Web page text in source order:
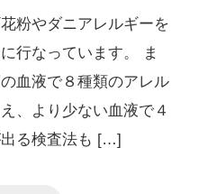
粉やダニアレルギーを
行なっています。 ま
血液で８種類のアレル
、より少ない血液で４
出る検査法も […]